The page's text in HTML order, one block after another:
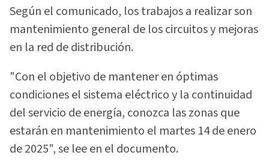
Según el comunicado, los trabajos a realizar son
mantenimiento general de los circuitos y mejoras
en la red de distribución.
"Con el objetivo de mantener en óptimas
condiciones el sistema eléctrico y la continuidad
del servicio de energía, conozca las zonas que
estarán en mantenimiento el martes 14 de enero
de 2025", se lee en el documento.